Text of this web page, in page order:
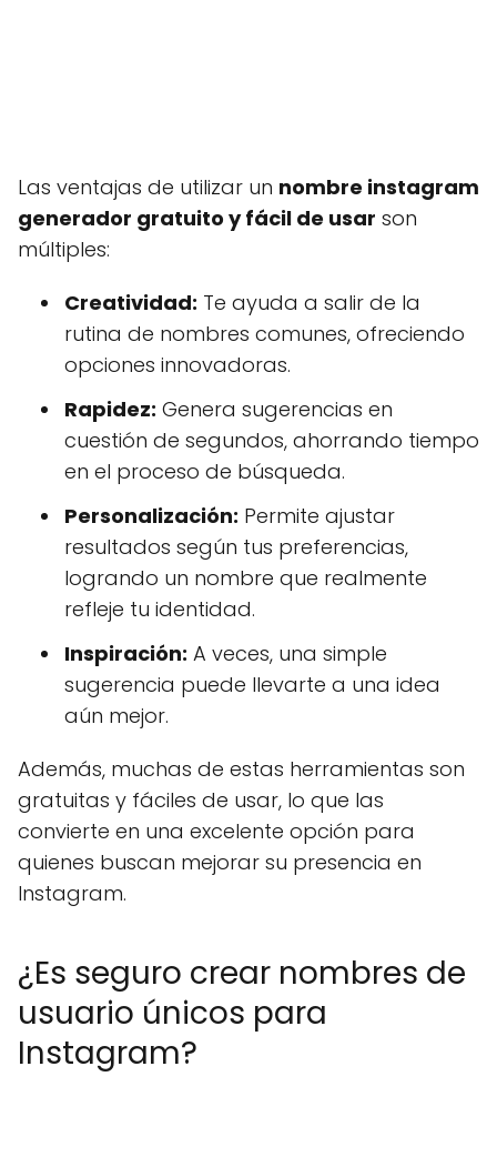
Las ventajas de utilizar un nombre instagram
generador gratuito y fácil de usar son
múltiples:
Creatividad: Te ayuda a salir de la
rutina de nombres comunes, ofreciendo
opciones innovadoras.
Rapidez: Genera sugerencias en
cuestión de segundos, ahorrando tiempo
en el proceso de búsqueda.
Personalización: Permite ajustar
resultados según tus preferencias,
logrando un nombre que realmente
refleje tu identidad.
Inspiración: A veces, una simple
sugerencia puede llevarte a una idea
aún mejor.
Además, muchas de estas herramientas son
gratuitas y fáciles de usar, lo que las
convierte en una excelente opción para
quienes buscan mejorar su presencia en
Instagram.
¿Es seguro crear nombres de
usuario únicos para
Instagram?